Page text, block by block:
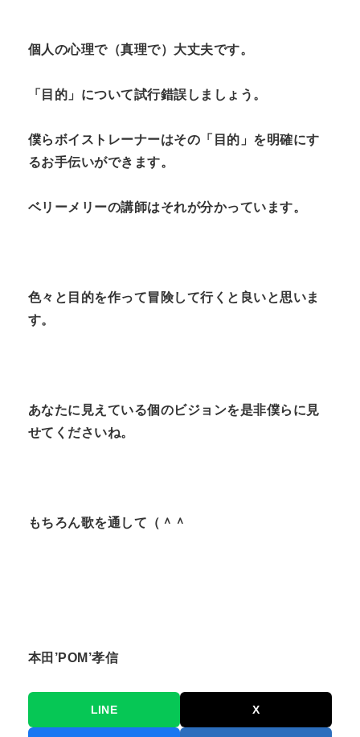
個人の心理で（真理で）大丈夫です。
「目的」について試行錯誤しましょう。
僕らボイストレーナーはその「目的」を明確にす
るお手伝いができます。
ベリーメリーの講師はそれが分かっています。
色々と目的を作って冒険して行くと良いと思いま
す。
あなたに見えている個のビジョンを是非僕らに見
せてくださいね。
もちろん歌を通して（＾＾
本田 ’POM’孝信
LINE X